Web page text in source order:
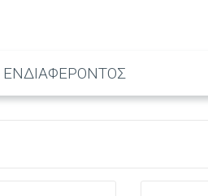
ΕΝΔΙΑΦΕΡΟΝΤΟΣ